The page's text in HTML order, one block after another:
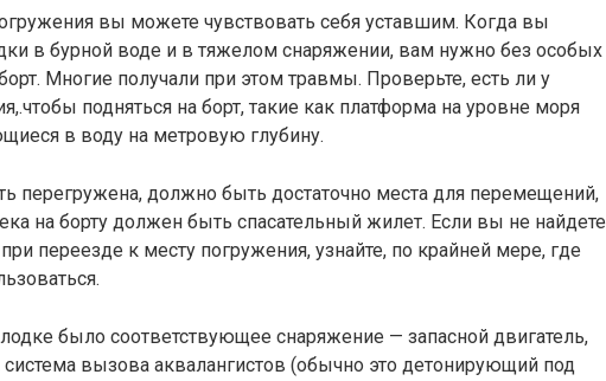
вы можете чувствовать себя уставшим. Когда вы
в бурной воде и в тяжелом снаряжении, вам нужно без особых
Многие получали при этом травмы. Проверьте, есть ли у
подняться на борт, такие как платформа на уровне моря
в воду на метровую глубину.
перегружена, должно быть достаточно места для перемещений,
на борту должен быть спасательный жилет. Если вы не найдете
переезде к месту погружения, узнайте, по крайней мере, где
было соответствующее снаряжение — запасной двигатель,
система вызова аквалангистов (обычно это детонирующий под